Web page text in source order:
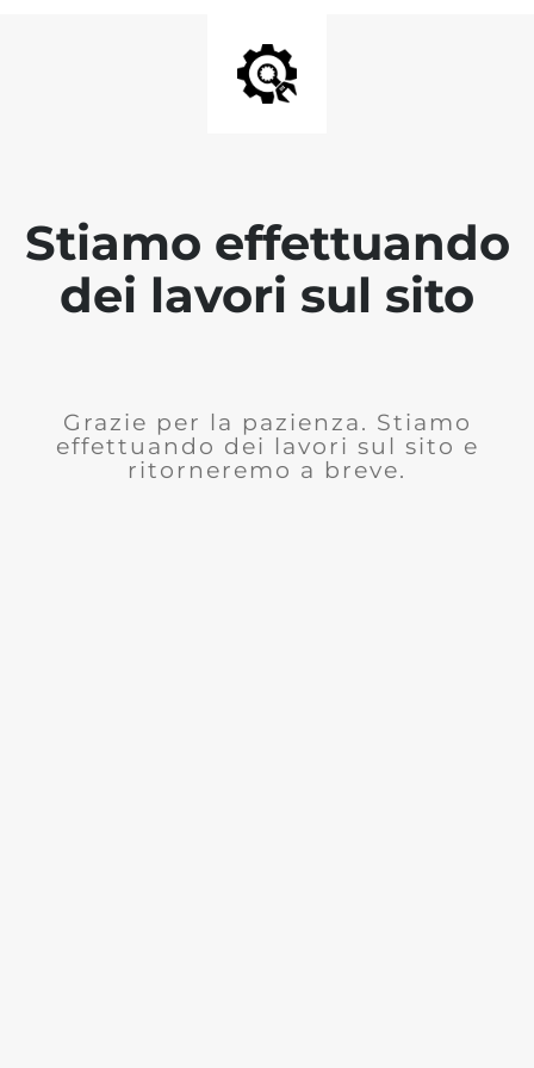
Stiamo effettuando
dei lavori sul sito
Grazie per la pazienza. Stiamo
effettuando dei lavori sul sito e
ritorneremo a breve.